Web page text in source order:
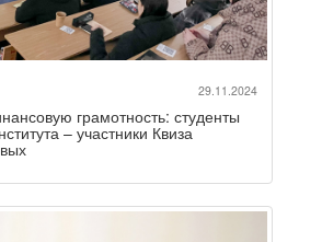
29.11.2024
грамотность: студенты
– участники Квиза